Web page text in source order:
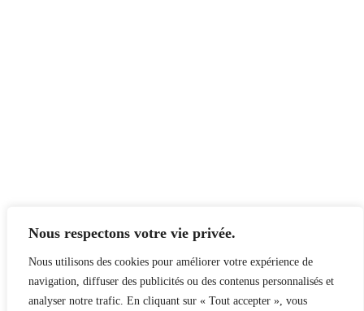
Nous respectons votre vie privée.
Nous utilisons des cookies pour améliorer votre expérience de
navigation, diffuser des publicités ou des contenus personnalisés et
analyser notre trafic. En cliquant sur « Tout accepter », vous